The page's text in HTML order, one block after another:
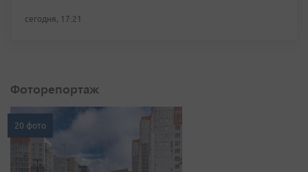
сегодня, 17:21
Фоторепортаж
20 фото